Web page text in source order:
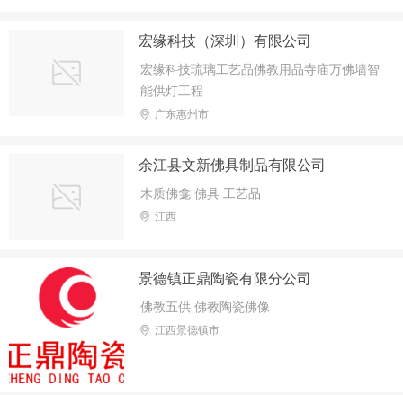
具体经营项目以相关部分批准文件或许可证
件为准） 一般项目：园林绿化工程施工；
石灰和石膏销售；五金产品零售；林业产品
销售；工程管理服务；城市绿化管理；工程
技术服务（规划管理、勘察、设计、监理除
宏缘科技（深圳）有限公司
宏缘科技琉璃工艺品佛教用品寺庙万佛墙智
能供灯工程
广东惠州市
余江县文新佛具制品有限公司
木质佛龛 佛具 工艺品
江西
景德镇正鼎陶瓷有限分公司
佛教五供 佛教陶瓷佛像
江西景德镇市